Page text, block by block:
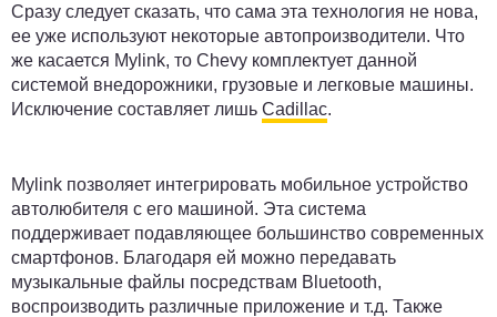
Сразу следует сказать, что сама эта технология не нова,
ее уже используют некоторые автопроизводители. Что
же касается Mylink, то Chevy комплектует данной
системой внедорожники, грузовые и легковые машины.
Исключение составляет лишь Cadillac.
Mylink позволяет интегрировать мобильное устройство
автолюбителя с его машиной. Эта система
поддерживает подавляющее большинство современных
смартфонов. Благодаря ей можно передавать
музыкальные файлы посредствам Bluetooth,
воспроизводить различные приложение и т.д. Также